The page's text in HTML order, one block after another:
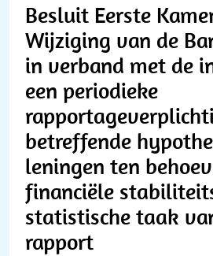
Besluit Eerste
Wijziging van de
in verband met de
een periodieke
betreffende
leningen ten
financiële
statistische taak
rapport